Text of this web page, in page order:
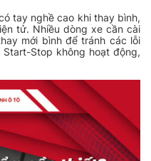
tay nghề cao khi thay bình,
tử. Nhiều dòng xe cần cài
mới bình để tránh các lỗi
Stop không hoạt động,